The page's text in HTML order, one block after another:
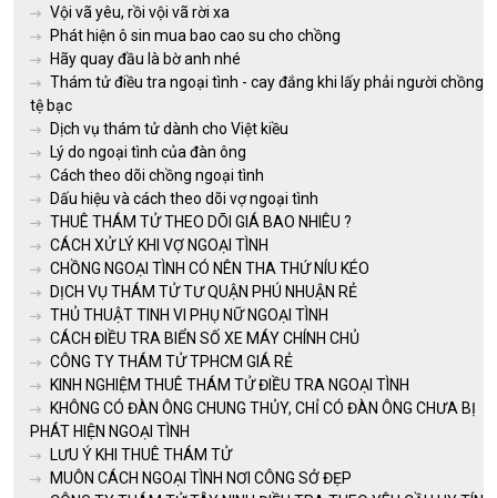
Vội vã yêu, rồi vội vã rời xa
Phát hiện ô sin mua bao cao su cho chồng
Hãy quay đầu là bờ anh nhé
Thám tử điều tra ngoại tình - cay đắng khi lấy phải người chồng
tệ bạc
Dịch vụ thám tử dành cho Việt kiều
Lý do ngoại tình của đàn ông
Cách theo dõi chồng ngoại tình
Dấu hiệu và cách theo dõi vợ ngoại tình
THUÊ THÁM TỬ THEO DÕI GIÁ BAO NHIÊU ?
CÁCH XỬ LÝ KHI VỢ NGOẠI TÌNH
CHỒNG NGOẠI TÌNH CÓ NÊN THA THỨ NÍU KÉO
DỊCH VỤ THÁM TỬ TƯ QUẬN PHÚ NHUẬN RẺ
THỦ THUẬT TINH VI PHỤ NỮ NGOẠI TÌNH
CÁCH ĐIỀU TRA BIỂN SỐ XE MÁY CHÍNH CHỦ
CÔNG TY THÁM TỬ TPHCM GIÁ RẺ
KINH NGHIỆM THUÊ THÁM TỬ ĐIỀU TRA NGOẠI TÌNH
KHÔNG CÓ ĐÀN ÔNG CHUNG THỦY, CHỈ CÓ ĐÀN ÔNG CHƯA BỊ
PHÁT HIỆN NGOẠI TÌNH
LƯU Ý KHI THUÊ THÁM TỬ
MUÔN CÁCH NGOẠI TÌNH NƠI CÔNG SỞ ĐẸP